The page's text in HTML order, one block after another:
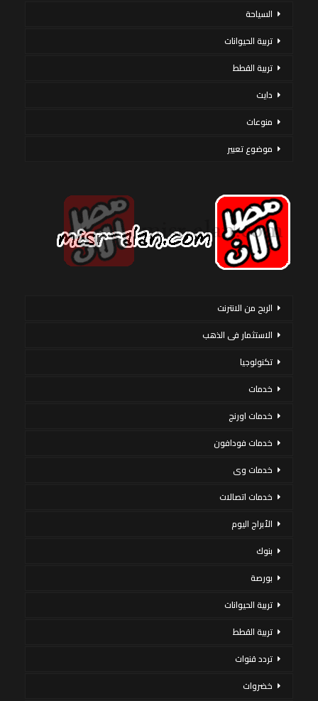
السياحة
تربية الحيوانات
تربية القطط
دايت
منوعات
موضوع تعبير
الربح من الانترنت
الاستثمار فى الذهب
تكنولوجيا
خدمات
خدمات اورنج
خدمات فودافون
خدمات وى
خدمات اتصالات
الأبراج اليوم
بنوك
بورصة
تربية الحيوانات
تربية القطط
تردد قنوات
خضروات